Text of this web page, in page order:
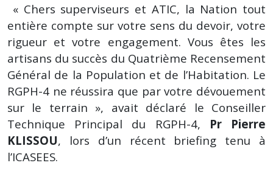
« Chers superviseurs et ATIC, la Nation tout
entière compte sur votre sens du devoir, votre
rigueur et votre engagement. Vous êtes les
artisans du succès du Quatrième Recensement
Général de la Population et de l’Habitation. Le
RGPH-4 ne réussira que par votre dévouement
sur le terrain », avait déclaré le Conseiller
Technique Principal du RGPH-4, Pr Pierre
KLISSOU, lors d’un récent briefing tenu à
l’ICASEES.